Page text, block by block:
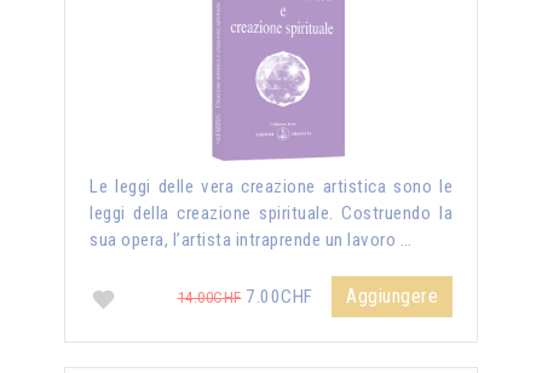
Le leggi delle vera creazione artistica sono le
leggi della creazione spirituale. Costruendo la
sua opera, l’artista intraprende un lavoro …
14.00CHF7.00CHF Aggiungere